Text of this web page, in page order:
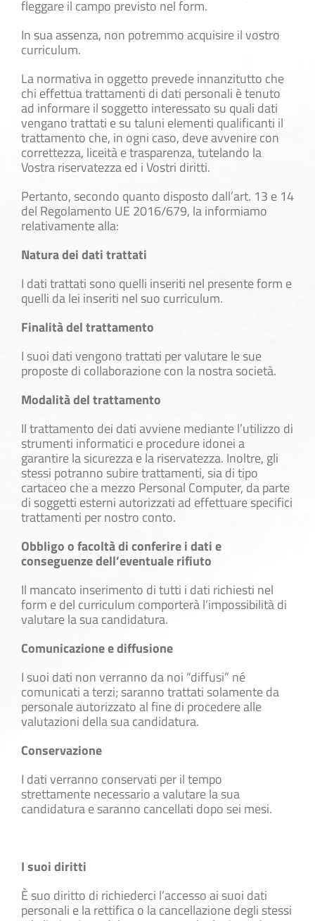
fleggare il campo previsto nel form.
In sua assenza, non potremmo acquisire il vostro
curriculum.
La normativa in oggetto prevede innanzitutto che
chi effettua trattamenti di dati personali è tenuto
ad informare il soggetto interessato su quali dati
vengano trattati e su taluni elementi qualificanti il
trattamento che, in ogni caso, deve avvenire con
correttezza, liceità e trasparenza, tutelando la
Vostra riservatezza ed i Vostri diritti.
Pertanto, secondo quanto disposto dall’art. 13 e 14
del Regolamento UE 2016/679, la informiamo
relativamente alla:
Natura dei dati trattati
I dati trattati sono quelli inseriti nel presente form e
quelli da lei inseriti nel suo curriculum.
Finalità del trattamento
I suoi dati vengono trattati per valutare le sue
proposte di collaborazione con la nostra società.
Modalità del trattamento
Il trattamento dei dati avviene mediante l’utilizzo di
strumenti informatici e procedure idonei a
garantire la sicurezza e la riservatezza. Inoltre, gli
stessi potranno subire trattamenti, sia di tipo
cartaceo che a mezzo Personal Computer, da parte
di soggetti esterni autorizzati ad effettuare specifici
trattamenti per nostro conto.
Obbligo o facoltà di conferire i dati e
conseguenze dell’eventuale rifiuto
Il mancato inserimento di tutti i dati richiesti nel
form e del curriculum comporterà l’impossibilità di
valutare la sua candidatura.
Comunicazione e diffusione
I suoi dati non verranno da noi “diffusi” né
comunicati a terzi; saranno trattati solamente da
personale autorizzato al fine di procedere alle
valutazioni della sua candidatura.
Conservazione
I dati verranno conservati per il tempo
strettamente necessario a valutare la sua
candidatura e saranno cancellati dopo sei mesi.
I suoi diritti
È suo diritto di richiederci l’accesso ai suoi dati
personali e la rettifica o la cancellazione degli stessi